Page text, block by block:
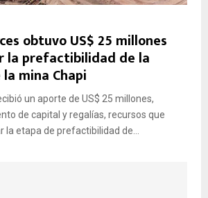
obtuvo US$ 25 millones
la prefactibilidad de la
mina Chapi
un aporte de US$ 25 millones,
de capital y regalías, recursos que
etapa de prefactibilidad de...